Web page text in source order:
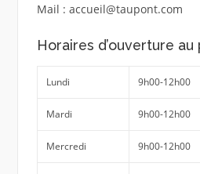
Mail : accueil@taupont.com
Horaires d’ouverture au
Lundi 9h00-12h00
Mardi 9h00-12h00
Mercredi 9h00-12h00